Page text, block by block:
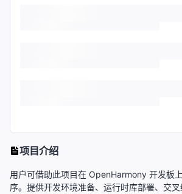
项目介绍
用户可借助此项目在 OpenHarmony 开发板
序。提供开发环境准备、运行时库部署、交